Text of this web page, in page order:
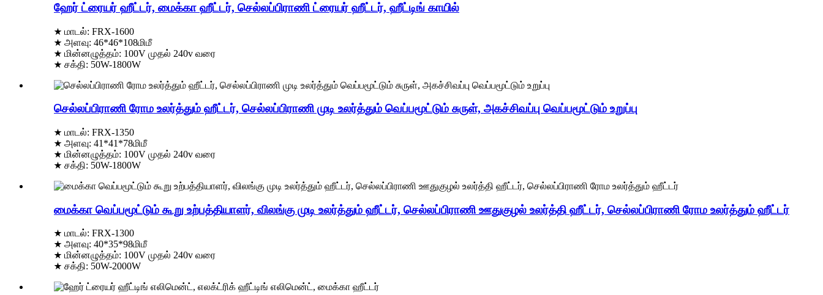
ஹேர் ட்ரையர் ஹீட்டர், மைக்கா ஹீட்டர், செல்லப்பிராணி ட்ரையர் ஹீட்டர், ஹீட்டிங் காயில்
★ மாடல்: FRX-1600
★ அளவு: 46*46*108மிமீ
★ மின்னழுத்தம்: 100V முதல் 240v வரை
★ சக்தி: 50W-1800W
செல்லப்பிராணி ரோம உலர்த்தும் ஹீட்டர், செல்லப்பிராணி முடி உலர்த்தும் வெப்பமூட்டும் சுருள், அகச்சிவப்பு வெப்பமூட்டும் உறுப்பு
★ மாடல்: FRX-1350
★ அளவு: 41*41*78மிமீ
★ மின்னழுத்தம்: 100V முதல் 240v வரை
★ சக்தி: 50W-1800W
மைக்கா வெப்பமூட்டும் கூறு உற்பத்தியாளர், விலங்கு முடி உலர்த்தும் ஹீட்டர், செல்லப்பிராணி ஊதுகுழல் உலர்த்தி ஹீட்டர், செல்லப்பிராணி ரோம உலர்த்தும் ஹீட்டர்
★ மாடல்: FRX-1300
★ அளவு: 40*35*98மிமீ
★ மின்னழுத்தம்: 100V முதல் 240v வரை
★ சக்தி: 50W-2000W